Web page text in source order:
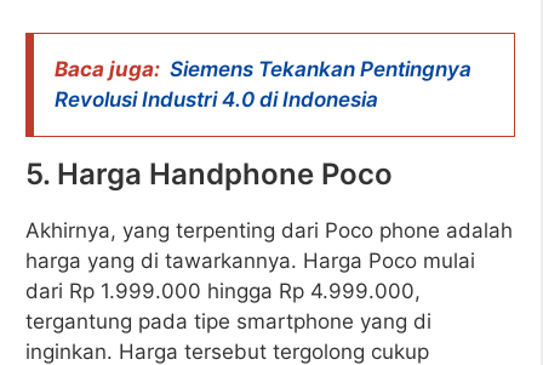
Baca juga: Siemens Tekankan Pentingnya
Revolusi Industri 4.0 di Indonesia
5. Harga Handphone Poco
Akhirnya, yang terpenting dari Poco phone adalah
harga yang di tawarkannya. Harga Poco mulai
dari Rp 1.999.000 hingga Rp 4.999.000,
tergantung pada tipe smartphone yang di
inginkan. Harga tersebut tergolong cukup